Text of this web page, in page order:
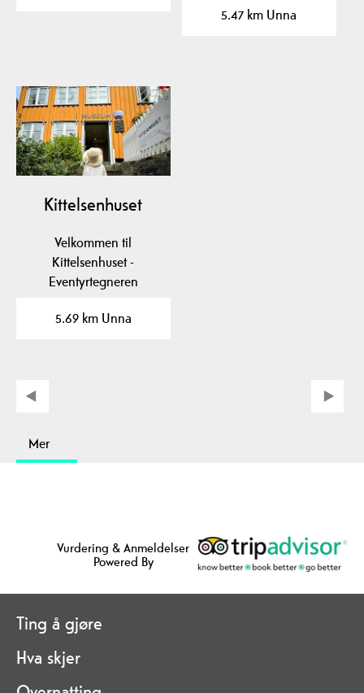
5.47 km Unna
Kittelsenhuset
Velkommen til
Kittelsenhuset -
Eventyrtegneren
barndomshjem i
5.69 km Unna
Mer
Vurdering & Anmeldelser
Powered By
Ting å gjøre
Hva skjer